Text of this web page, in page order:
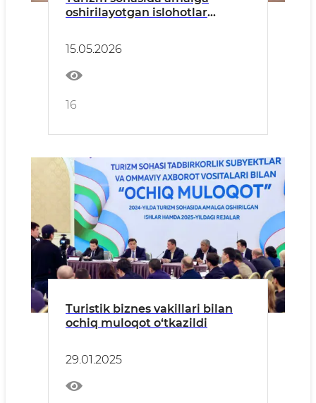
oshirilayotgan islohotlar
15.05.2026
16
Turistik biznes vakillari bilan
ochiq muloqot o‘tkazildi
29.01.2025